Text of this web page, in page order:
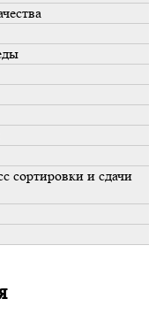
сортировки и сдачи